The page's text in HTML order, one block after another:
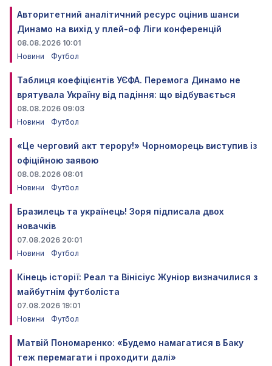
Авторитетний аналітичний ресурс оцінив шанси
Динамо на вихід у плей-оф Ліги конференцій
08.08.2026 10:01
Новини
Футбол
Таблиця коефіцієнтів УЄФА. Перемога Динамо не
врятувала Україну від падіння: що відбувається
08.08.2026 09:03
Новини
Футбол
«Це черговий акт терору!» Чорноморець виступив із
офіційною заявою
08.08.2026 08:01
Новини
Футбол
Бразилець та українець! Зоря підписала двох
новачків
07.08.2026 20:01
Новини
Футбол
Кінець історії: Реал та Вінісіус Жуніор визначилися з
майбутнім футболіста
07.08.2026 19:01
Новини
Футбол
Матвій Пономаренко: «Будемо намагатися в Баку
теж перемагати і проходити далі»